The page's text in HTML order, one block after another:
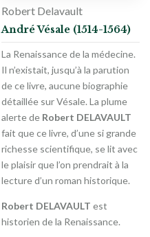
Robert Delavault
André Vésale (1514-1564)
La Renaissance de la médecine.
Il n’existait, jusqu’à la parution
de ce livre, aucune biographie
détaillée sur Vésale. La plume
alerte de Robert DELAVAULT
fait que ce livre, d’une si grande
richesse scientifique, se lit avec
le plaisir que l’on prendrait à la
lecture d’un roman historique.
Robert DELAVAULT est
historien de la Renaissance.